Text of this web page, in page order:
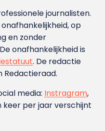
journalisten.
op
en zonder
onafhankelijkheid is
. De redactie
Redactieraad.
media: Instragram,
keer per jaar verschijnt